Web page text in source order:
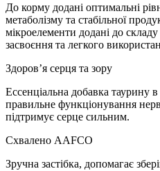
До корму додані оптимальні
метаболізму та стабільної
мікроелементи додані до
засвоєння та легкого
Здоров’я серця та зору
Ессенціальна добавка таурину в
правильне функціонування
підтримує серце сильним.
Схвалено AAFCO
Зручна застібка, допомагає